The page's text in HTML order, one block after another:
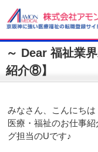
～ Dear 福祉業
紹介⑧】
みなさん、こんにちは
医療・福祉のお仕事
グ担当のUです♪